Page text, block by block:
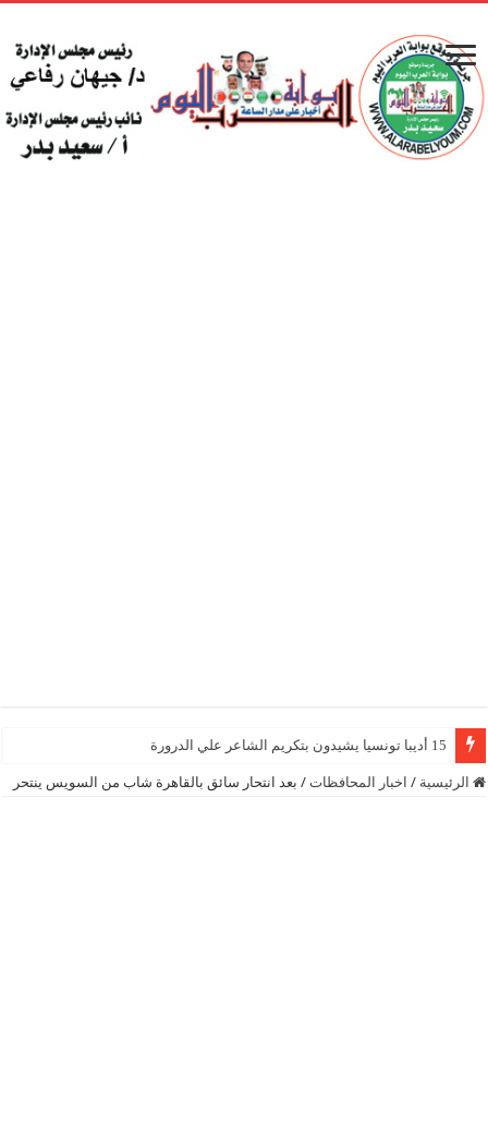
15 أديبا تونسيا يشيدون بتكريم الشاعر علي الدرورة
الرئيسية / اخبار المحافظات / بعد انتحار سائق بالقاهرة شاب من السويس ينتحر